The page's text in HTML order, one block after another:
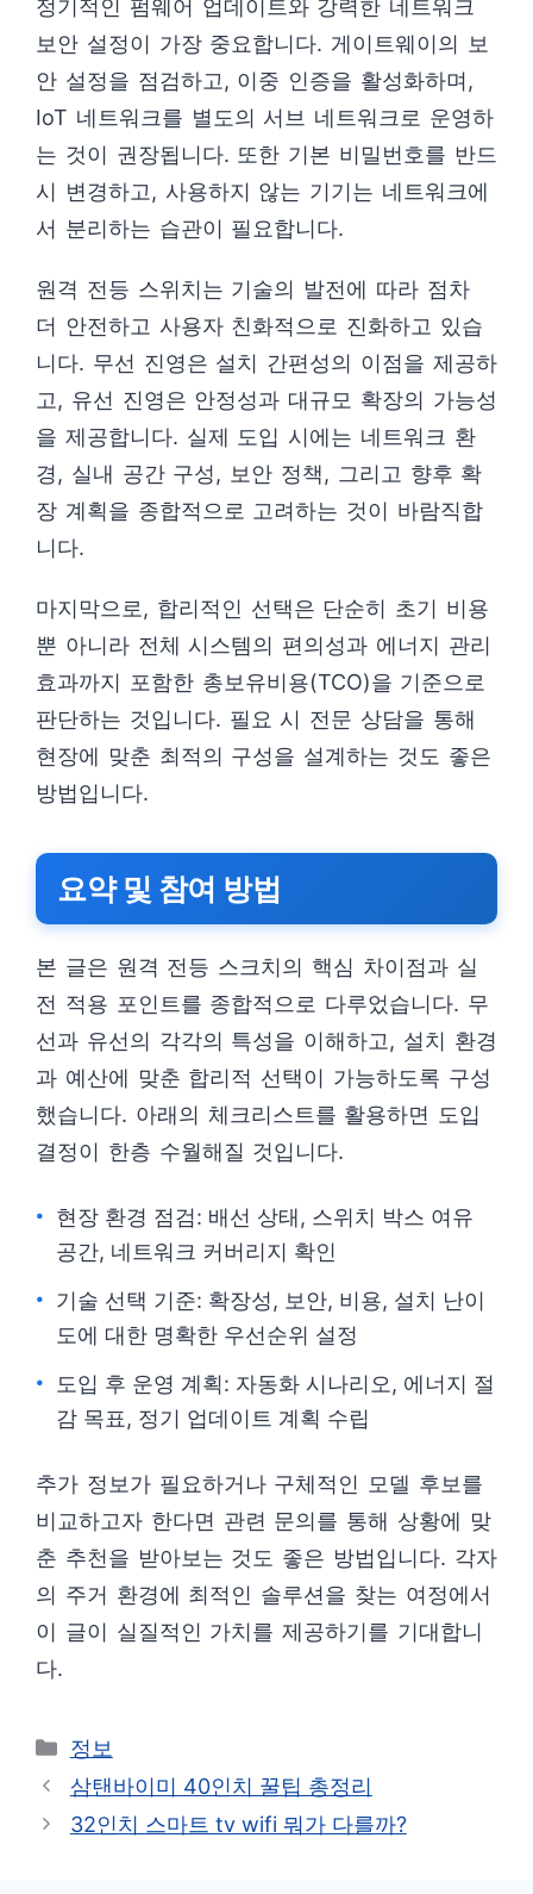
정기적인 펌웨어 업데이트와 강력한 네트워크
보안 설정이 가장 중요합니다. 게이트웨이의 보
안 설정을 점검하고, 이중 인증을 활성화하며,
IoT 네트워크를 별도의 서브 네트워크로 운영하
는 것이 권장됩니다. 또한 기본 비밀번호를 반드
시 변경하고, 사용하지 않는 기기는 네트워크에
서 분리하는 습관이 필요합니다.
원격 전등 스위치는 기술의 발전에 따라 점차
더 안전하고 사용자 친화적으로 진화하고 있습
니다. 무선 진영은 설치 간편성의 이점을 제공하
고, 유선 진영은 안정성과 대규모 확장의 가능성
을 제공합니다. 실제 도입 시에는 네트워크 환
경, 실내 공간 구성, 보안 정책, 그리고 향후 확
장 계획을 종합적으로 고려하는 것이 바람직합
니다.
마지막으로, 합리적인 선택은 단순히 초기 비용
뿐 아니라 전체 시스템의 편의성과 에너지 관리
효과까지 포함한 총보유비용(TCO)을 기준으로
판단하는 것입니다. 필요 시 전문 상담을 통해
현장에 맞춘 최적의 구성을 설계하는 것도 좋은
방법입니다.
요약 및 참여 방법
본 글은 원격 전등 스크치의 핵심 차이점과 실
전 적용 포인트를 종합적으로 다루었습니다. 무
선과 유선의 각각의 특성을 이해하고, 설치 환경
과 예산에 맞춘 합리적 선택이 가능하도록 구성
했습니다. 아래의 체크리스트를 활용하면 도입
결정이 한층 수월해질 것입니다.
현장 환경 점검: 배선 상태, 스위치 박스 여유
공간, 네트워크 커버리지 확인
기술 선택 기준: 확장성, 보안, 비용, 설치 난이
도에 대한 명확한 우선순위 설정
도입 후 운영 계획: 자동화 시나리오, 에너지 절
감 목표, 정기 업데이트 계획 수립
추가 정보가 필요하거나 구체적인 모델 후보를
비교하고자 한다면 관련 문의를 통해 상황에 맞
춘 추천을 받아보는 것도 좋은 방법입니다. 각자
의 주거 환경에 최적인 솔루션을 찾는 여정에서
이 글이 실질적인 가치를 제공하기를 기대합니
다.
카
테
리
정보
삼탠바이미 40인치 꿀팁 총정리
32인치 스마트 tv wifi 뭐가 다를까?